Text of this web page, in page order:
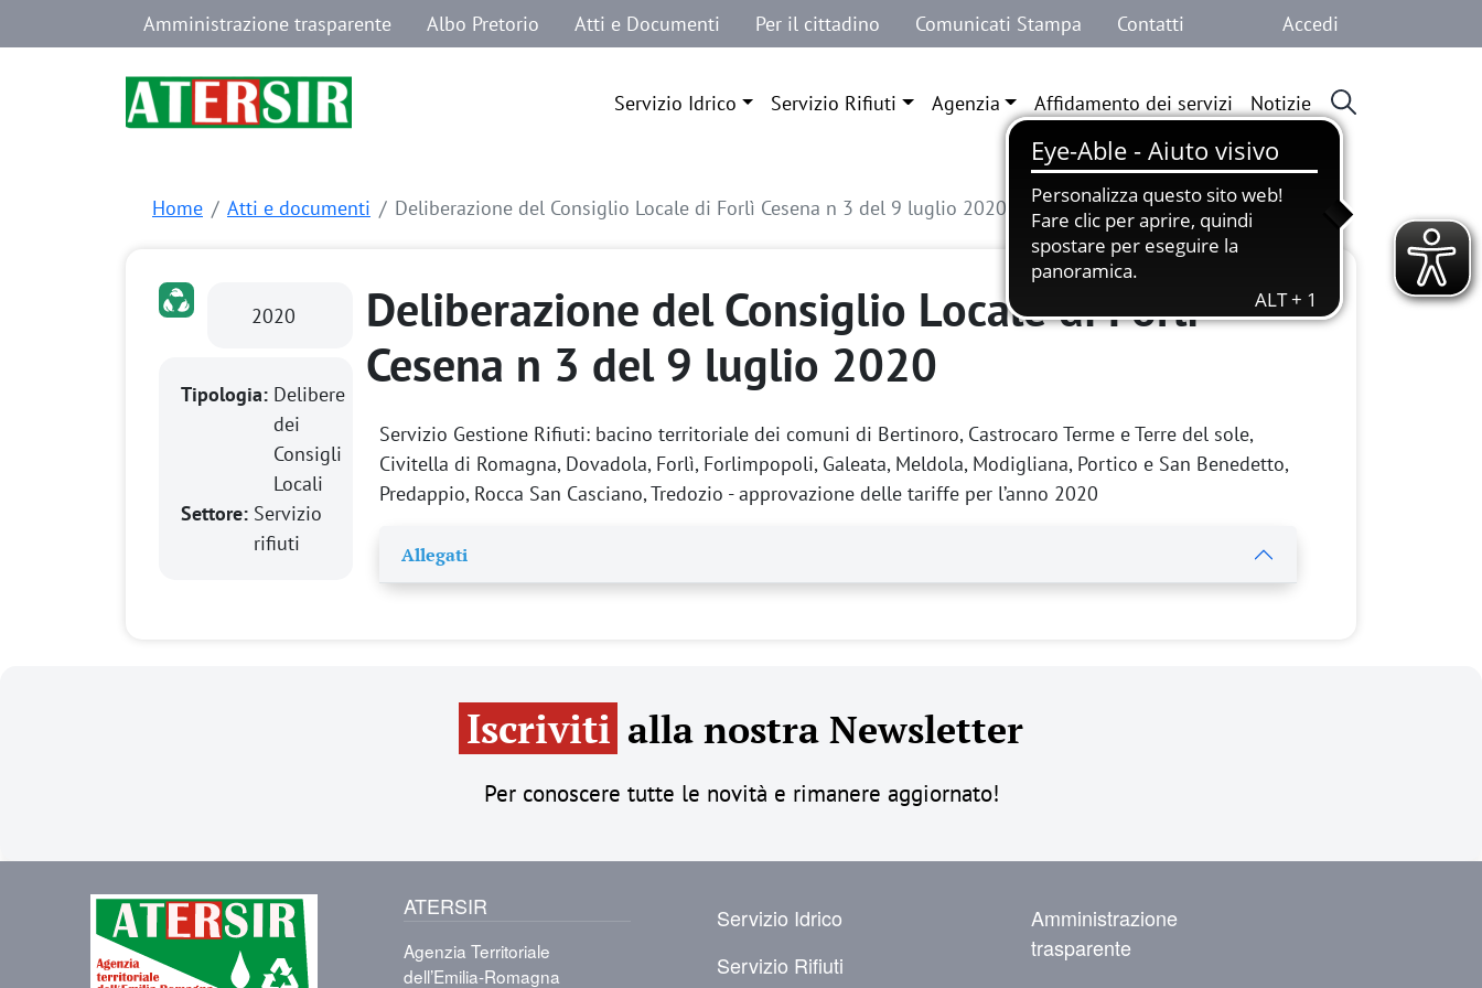
Salta al contenuto principaleNavigazione secondaria
Amministrazione trasparente Albo Pretorio Atti e Documenti Per il cittadino Comunicati Stampa Contatti Menu profilo
Accedi
Navigazione principale
Servizio Idrico Servizio Rifiuti Agenzia Affidamento dei servizi Notizie
Home Atti e documenti Deliberazione del Consiglio Locale di Forlì Cesena n 3 del 9 luglio 2020
2020
Tipologia: Delibere
dei
Consigli
Locali
Settore: Servizio
rifiuti
Deliberazione del Consiglio Locale di Forlì
Cesena n 3 del 9 luglio 2020
Servizio Gestione Rifiuti: bacino territoriale dei comuni di Bertinoro, Castrocaro Terme e Terre del sole,
Civitella di Romagna, Dovadola, Forlì, Forlimpopoli, Galeata, Meldola, Modigliana, Portico e San Benedetto,
Predappio, Rocca San Casciano, Tredozio - approvazione delle tariffe per l’anno 2020
Allegati
Iscriviti alla nostra Newsletter
Per conoscere tutte le novità e rimanere aggiornato!
Immagine ATERSIR
Agenzia Territoriale
dell’Emilia-Romagna
Servizio Idrico
Servizio Rifiuti
Amministrazione
trasparente